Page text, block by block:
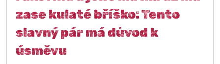
zase kulaté bříško: Tento
slavný pár má důvod k
úsměvu